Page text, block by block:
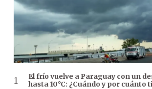
El frío vuelve a Paraguay con un
hasta 10°C: ¿Cuándo y por cuánto